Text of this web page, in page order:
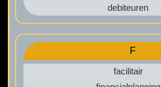
debiteuren
F
facilitair